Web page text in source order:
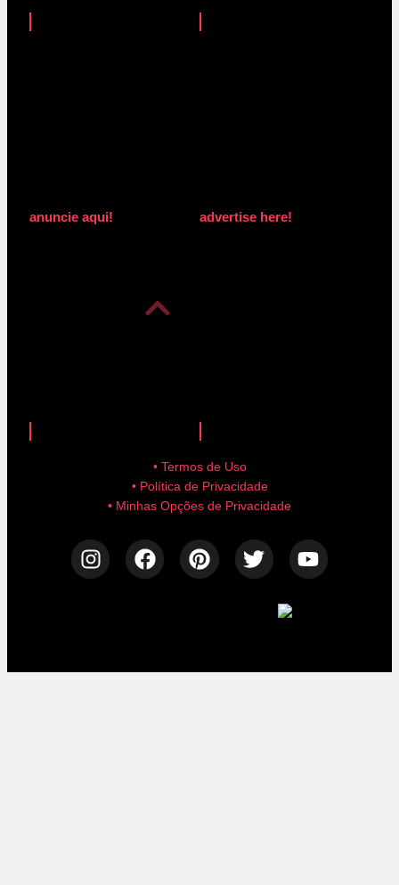
anuncie aqui! advertise here!
• Termos de Uso
• Política de Privacidade
• Minhas Opções de Privacidade